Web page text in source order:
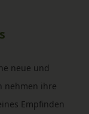
neue und
nehmen ihre
Empfinden